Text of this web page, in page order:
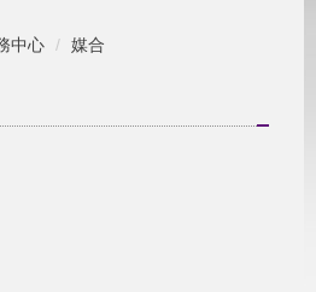
中心 媒合